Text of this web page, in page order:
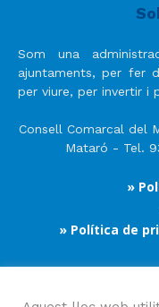
Som una
ajuntaments, per fer
per viure, per invertir i
Consell Comarcal del
Mataró - Tel.
»
» Política de